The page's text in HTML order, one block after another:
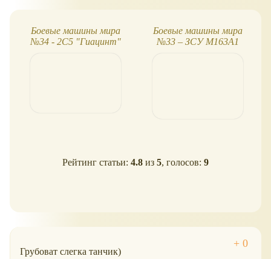
Боевые машины мира
№34 - 2С5 "Гиацинт"
Боевые машины мира
№33 – ЗСУ М163А1
Рейтинг статьи: 4.8 из 5, голосов: 9
Грубоват слегка танчик)